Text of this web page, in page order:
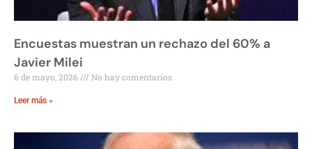
Encuestas muestran un rechazo del 60% a
Javier Milei
6 de mayo, 2026 No hay comentarios
Leer más »